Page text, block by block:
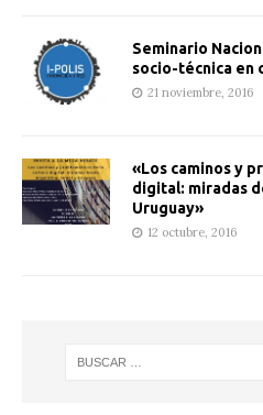
Seminario
socio-técnica en
21 noviembre, 2016
«Los caminos y
digital: miradas
Uruguay»
12 octubre, 2016